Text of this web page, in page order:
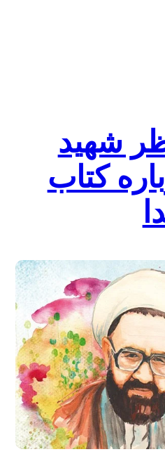
شهید
کتاب